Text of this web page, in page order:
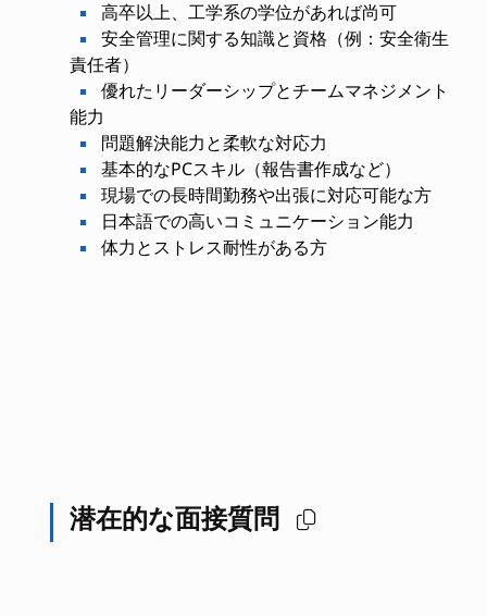
高卒以上、工学系の学位があれば尚可
安全管理に関する知識と資格（例：安全衛生
責任者）
優れたリーダーシップとチームマネジメント
能力
問題解決能力と柔軟な対応力
基本的なPCスキル（報告書作成など）
現場での長時間勤務や出張に対応可能な方
日本語での高いコミュニケーション能力
体力とストレス耐性がある方
潜在的な面接質問